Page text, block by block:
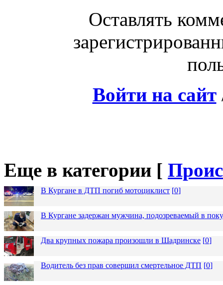
Оставлять
Войти на сайт
Еще в категории [
В Кургане в ДТП погиб мотоциклист [0]
В Кургане задержан мужчина, подозреваемый в
Два крупных пожара произошли в Шадринске [0]
Водитель без прав совершил смертельное ДТП [0]